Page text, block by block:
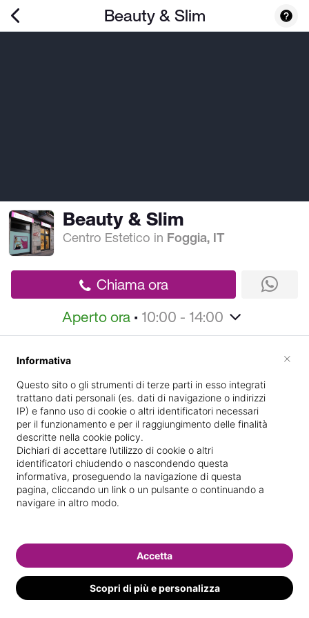
Beauty & Slim
Beauty & Slim
Centro Estetico in Foggia, IT
Chiama ora
Aperto ora• 10:00 - 14:00
Informazioni
Viale Cristoforo
Il nostro staff
Informativa
Questo sito o gli strumenti di terze parti in esso integrati
trattano dati personali (es. dati di navigazione o indirizzi
IP) e fanno uso di cookie o altri identificatori necessari
per il funzionamento e per il raggiungimento delle finalità
descritte nella cookie policy.
Dichiari di accettare l’utilizzo di cookie o altri
identificatori chiudendo o nascondendo questa
informativa, proseguendo la navigazione di questa
pagina, cliccando un link o un pulsante o continuando a
navigare in altro modo.
Scopri di più e personalizza
Accetta
×